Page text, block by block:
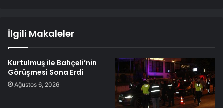
İlgili Makaleler
Kurtulmuş ile Bahçeli’nin
Görüşmesi Sona Erdi
Ağustos 6, 2026